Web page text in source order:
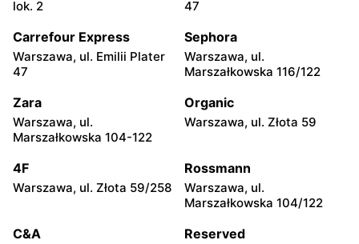
Broniewskiego 85
Niepodległości 19
Top Market
Wysockiego 6
Top Market
Top Market
Czarnomorska 7a
Top Market
Sobieskiego 60/14
Top Market
Rechniewskiego 8
Top Market
lok. 2
47
Carrefour Express
Warszawa, ul. Emilii Plater
47
Sephora
Warszawa, ul.
Marszałkowska 116/122
Zara
Warszawa, ul.
Marszałkowska 104-122
Organic
Warszawa, ul. Złota 59
4F
Warszawa, ul. Złota 59/258
Rossmann
Warszawa, ul.
Marszałkowska 104/122
C&A Reserved